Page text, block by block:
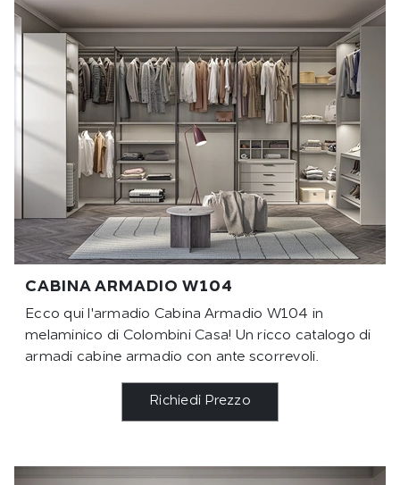
CABINA ARMADIO W104
Ecco qui l'armadio Cabina Armadio W104 in
melaminico di Colombini Casa! Un ricco catalogo di
armadi cabine armadio con ante scorrevoli.
Richiedi Prezzo